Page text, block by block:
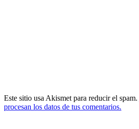
Este sitio usa Akismet para reducir el spam.
procesan los datos de tus comentarios.